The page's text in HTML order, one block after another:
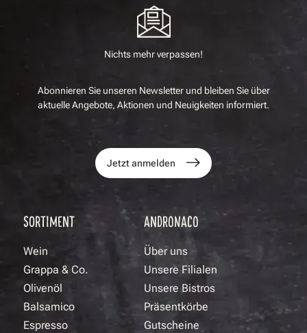
Nichts mehr verpassen!
Abonnieren Sie unseren Newsletter und bleiben Sie über
aktuelle Angebote, Aktionen und Neuigkeiten informiert.
Jetzt anmelden
SORTIMENT
Wein
Grappa & Co.
Olivenöl
Balsamico
Espresso
ANDRONACO
Über uns
Unsere Filialen
Unsere Bistros
Präsentkörbe
Gutscheine